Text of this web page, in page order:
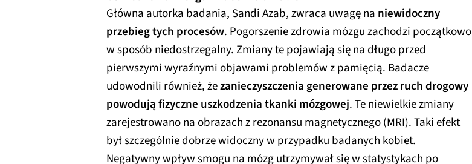
Główna autorka badania, Sandi Azab, zwraca uwagę na niewidoczny
przebieg tych procesów. Pogorszenie zdrowia mózgu zachodzi początkowo
w sposób niedostrzegalny. Zmiany te pojawiają się na długo przed
pierwszymi wyraźnymi objawami problemów z pamięcią. Badacze
udowodnili również, żezanieczyszczenia generowane przez ruch drogowy
powodują fizyczne uszkodzenia tkanki mózgowej. Te niewielkie zmiany
zarejestrowano na obrazach z rezonansu magnetycznego (MRI). Taki efekt
był szczególnie dobrze widoczny w przypadku badanych kobiet.
Negatywny wpływ smogu na mózg utrzymywał się w statystykach po